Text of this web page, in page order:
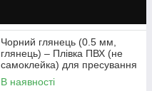
Чорний глянець (0.5 мм,
глянець) ‒ Плівка ПВХ (не
самоклейка) для пресування
на МДФ
В наявності